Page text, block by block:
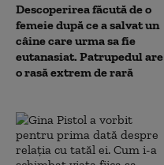
Descoperirea făcută de o
femeie după ce a salvat un
câine care urma sa fie
eutanasiat. Patrupedul are
o rasă extrem de rară